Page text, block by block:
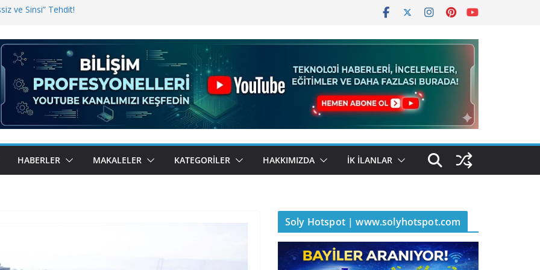
ve Sinsi” Tehdit!
Bugün BulutTahsilat’ta
Kemal Oral Tüm Sorularımızı
HABERLER MAKALELER KATEGORILER HAKKIMIZDA İK İLANLAR
Soly Hotspot | www.solyhotspot.com